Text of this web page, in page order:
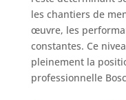
les chantiers de
œuvre, les
constantes. Ce
pleinement la
professionnelle